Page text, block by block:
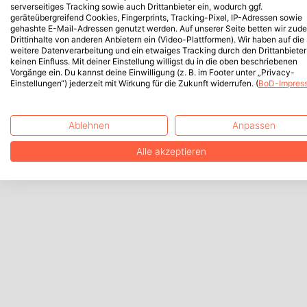
serverseitiges Tracking sowie auch Drittanbieter ein, wodurch ggf.
geräteübergreifend Cookies, Fingerprints, Tracking-Pixel, IP-Adressen sowie
gehashte E-Mail-Adressen genutzt werden. Auf unserer Seite betten wir
Drittinhalte von anderen Anbietern ein (Video-Plattformen). Wir haben auf die
weitere Datenverarbeitung und ein etwaiges Tracking durch den Drittanbieter
keinen Einfluss. Mit deiner Einstellung willigst du in die oben beschriebenen
Vorgänge ein. Du kannst deine Einwilligung (z. B. im Footer unter „Privacy-
Einstellungen“) jederzeit mit Wirkung für die Zukunft widerrufen. (BoD-
Ablehnen Anpassen
Alle akzeptieren